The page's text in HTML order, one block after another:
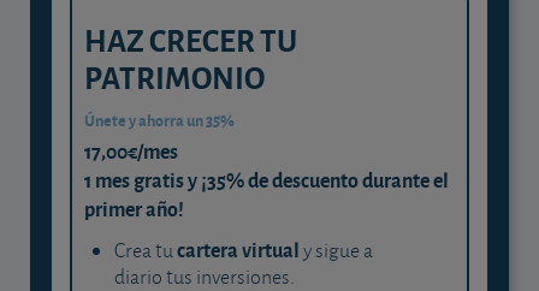
HAZ CRECER TU
PATRIMONIO
Únete y ahorra un 35%
17,00€/mes
1 mes gratis y ¡35% de descuento durante el
primer año!
Crea tucartera virtualy sigue a
diario tus inversiones.